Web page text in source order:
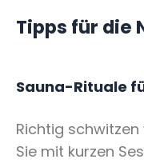
Tipps für die
Sauna-Rituale
Richtig schwitzen
Sie mit kurzen